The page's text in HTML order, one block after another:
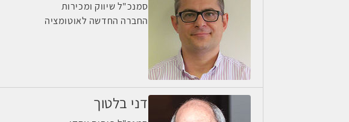
סמנכ"ל שיווק ומכירות
החברה החדשה לאוטומציה
דני בלטוך